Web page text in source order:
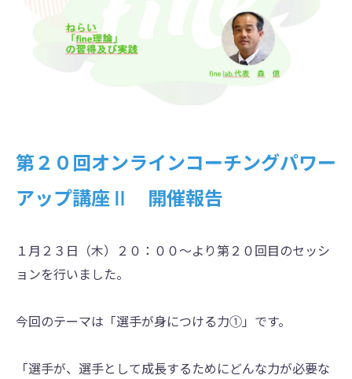
第２０回オンラインコーチングパワー
アップ講座Ⅱ 開催報告
１月２３日（木）２０：００～より第２０回目のセッシ
ョンを行いました。
今回のテーマは「選手が身につける力①」です。
「選手が、選手として成長するためにどんな力が必要な